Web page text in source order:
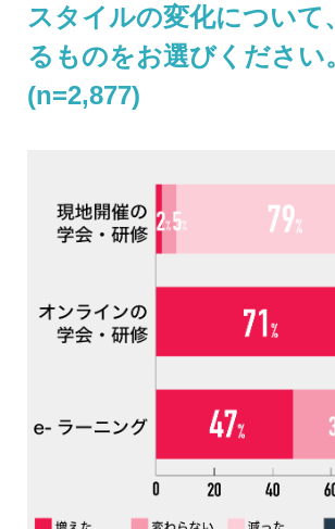
スタイルの変化について
るものをお選びください
(n=2,877)